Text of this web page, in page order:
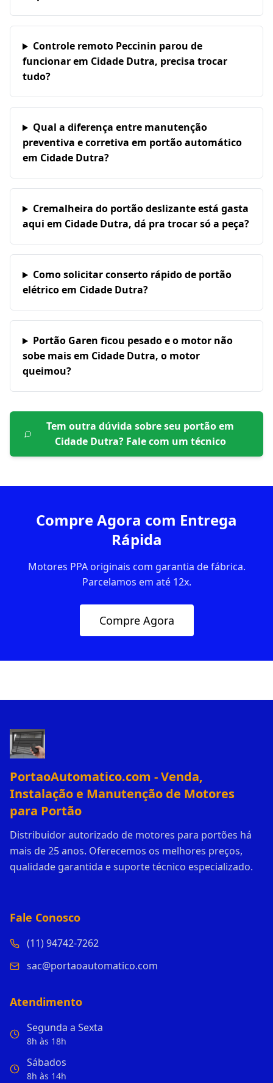
Controle remoto Peccinin parou de
funcionar em Cidade Dutra, precisa trocar
tudo?
Qual a diferença entre manutenção
preventiva e corretiva em portão automático
em Cidade Dutra?
Cremalheira do portão deslizante está gasta
aqui em Cidade Dutra, dá pra trocar só a peça?
Como solicitar conserto rápido de portão
elétrico em Cidade Dutra?
Portão Garen ficou pesado e o motor não
sobe mais em Cidade Dutra, o motor
queimou?
Tem outra dúvida sobre seu portão em
Cidade Dutra? Fale com um técnico
Compre Agora com Entrega
Rápida
Motores PPA originais com garantia de fábrica.
Parcelamos em até 12x.
Compre Agora
PortaoAutomatico.com - Venda,
Instalação e Manutenção de Motores
para Portão
Distribuidor autorizado de motores para portões há
mais de 25 anos. Oferecemos os melhores preços,
qualidade garantida e suporte técnico especializado.
Fale Conosco
(11) 94742-7262
sac@portaoautomatico.com
Atendimento
Segunda a Sexta
8h às 18h
Sábados
8h às 14h